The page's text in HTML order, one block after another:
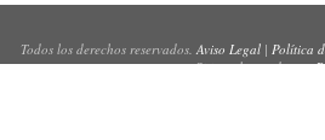
Todos los derechos reservados.Aviso Legal| Política
Sitio web creado por